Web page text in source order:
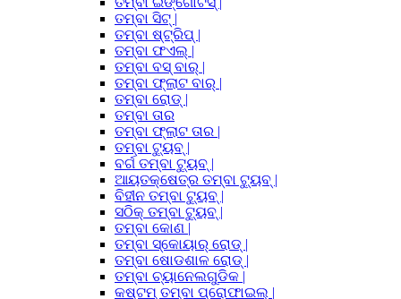
ତମ୍ବା ସିଟ୍ |
ତମ୍ବା ଷ୍ଟ୍ରିପ୍ |
ତମ୍ବା ଫଏଲ୍ |
ତମ୍ବା ବସ୍ ବାର୍ |
ତମ୍ବା ଫ୍ଲାଟ ବାର୍ |
ତମ୍ବା ରୋଡ୍ |
ତମ୍ବା ତାର
ତମ୍ବା ଫ୍ଲାଟ ତାର |
ତମ୍ବା ଟ୍ୟୁବ୍ |
ବର୍ଗ ତମ୍ବା ଟ୍ୟୁବ୍ |
ଆୟତକ୍ଷେତ୍ର ତମ୍ବା ଟ୍ୟୁବ୍ |
ବିହୀନ ତମ୍ବା ଟ୍ୟୁବ୍ |
ସଠିକ୍ ତମ୍ବା ଟ୍ୟୁବ୍ |
ତମ୍ବା କୋଣ |
ତମ୍ବା ସ୍କୋୟାର୍ ରୋଡ୍ |
ତମ୍ବା ଷୋଡଶାଳ ରୋଡ୍ |
ତମ୍ବା ଚ୍ୟାନେଲଗୁଡିକ |
କଷ୍ଟମ୍ ତମ୍ବା ପ୍ରୋଫାଇଲ୍ |